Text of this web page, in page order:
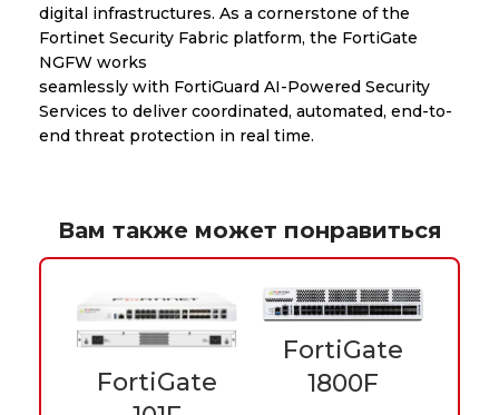
digital infrastructures. As a cornerstone of the
Fortinet Security Fabric platform, the FortiGate
NGFW works
seamlessly with FortiGuard AI-Powered Security
Services to deliver coordinated, automated, end-to-
end threat protection in real time.
Вам также может понравиться
FortiGate
FortiGate
1800F